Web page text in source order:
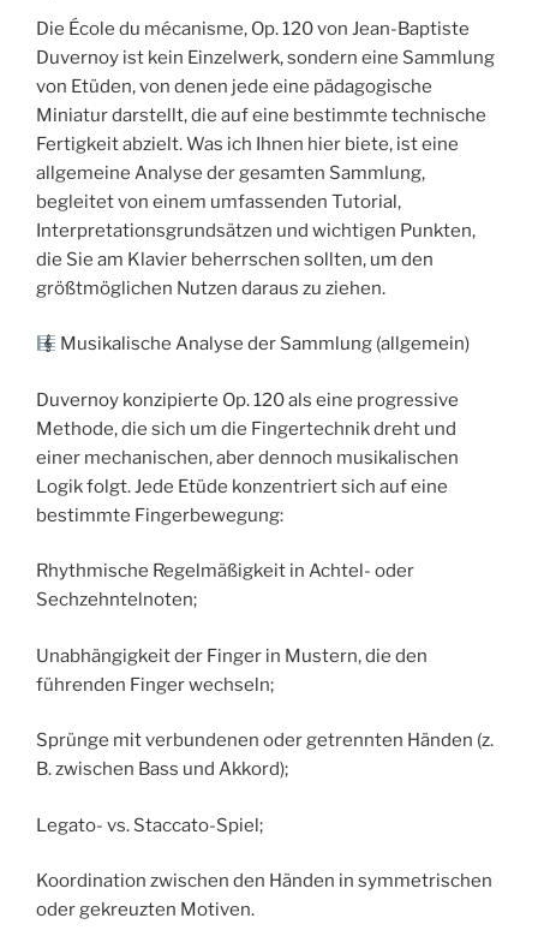
Die École du mécanisme, Op. 120 von Jean-Baptiste
Duvernoy ist kein Einzelwerk, sondern eine Sammlung
von Etüden, von denen jede eine pädagogische
Miniatur darstellt, die auf eine bestimmte technische
Fertigkeit abzielt. Was ich Ihnen hier biete, ist eine
allgemeine Analyse der gesamten Sammlung,
begleitet von einem umfassenden Tutorial,
Interpretationsgrundsätzen und wichtigen Punkten,
die Sie am Klavier beherrschen sollten, um den
größtmöglichen Nutzen daraus zu ziehen.
Musikalische Analyse der Sammlung (allgemein)
Duvernoy konzipierte Op. 120 als eine progressive
Methode, die sich um die Fingertechnik dreht und
einer mechanischen, aber dennoch musikalischen
Logik folgt. Jede Etüde konzentriert sich auf eine
bestimmte Fingerbewegung:
Rhythmische Regelmäßigkeit in Achtel- oder
Sechzehntelnoten;
Unabhängigkeit der Finger in Mustern, die den
führenden Finger wechseln;
Sprünge mit verbundenen oder getrennten Händen (z.
B. zwischen Bass und Akkord);
Legato- vs. Staccato-Spiel;
Koordination zwischen den Händen in symmetrischen
oder gekreuzten Motiven.